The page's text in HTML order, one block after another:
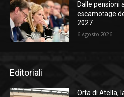
Dalle pensioni
escamotage
2027
6 Agosto 2026
Editoriali
Orta di Atella,